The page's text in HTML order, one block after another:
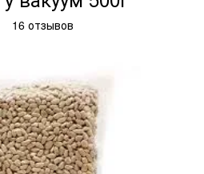
16 отзывов